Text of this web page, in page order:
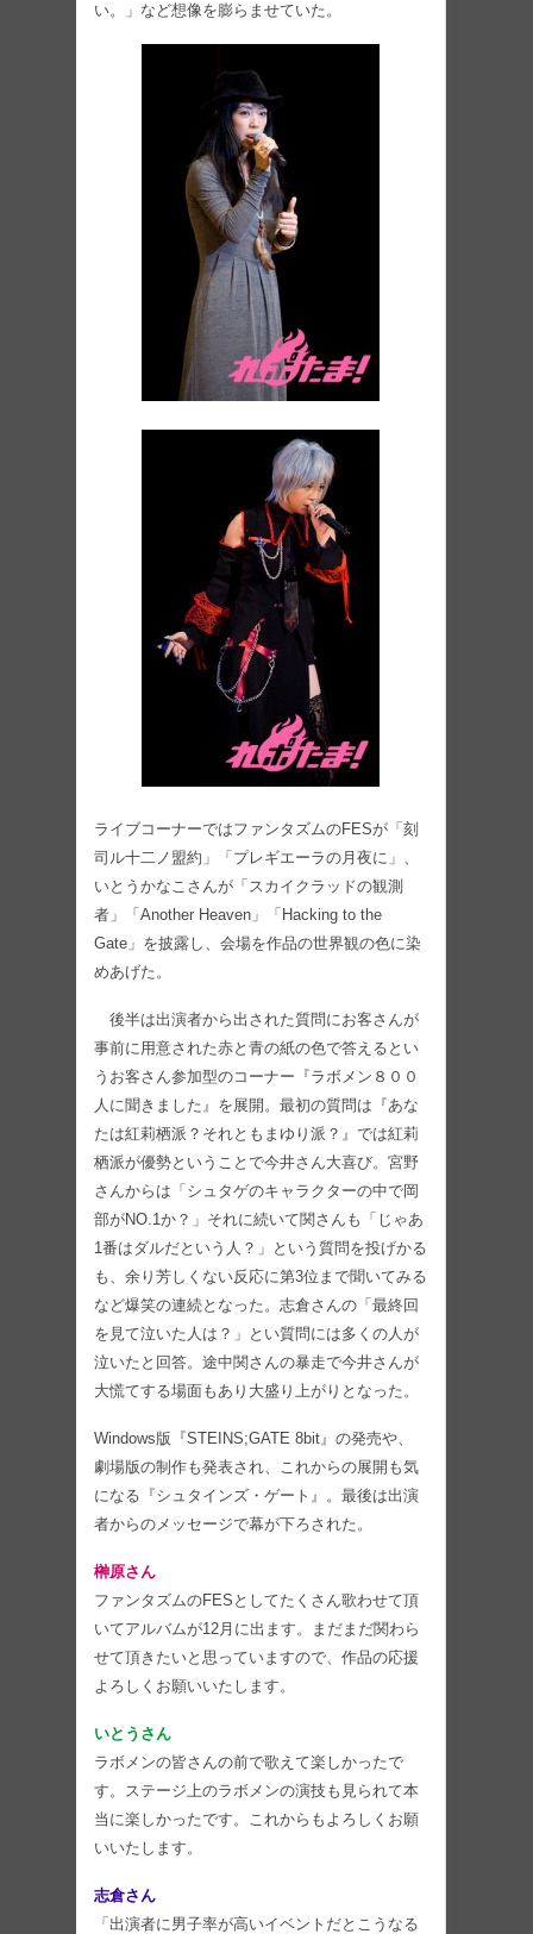
い。」など想像を膨らませていた。
ライブコーナーではファンタズムのFESが「刻
司ル十二ノ盟約」「プレギエーラの月夜に」、
いとうかなこさんが「スカイクラッドの観測
者」「Another Heaven」「Hacking to the
Gate」を披露し、会場を作品の世界観の色に染
めあげた。
後半は出演者から出された質問にお客さんが
事前に用意された赤と青の紙の色で答えるとい
うお客さん参加型のコーナー『ラボメン８００
人に聞きました』を展開。最初の質問は『あな
たは紅莉栖派？それともまゆり派？』では紅莉
栖派が優勢ということで今井さん大喜び。宮野
さんからは「シュタゲのキャラクターの中で岡
部がNO.1か？」それに続いて関さんも「じゃあ
1番はダルだという人？」という質問を投げかる
も、余り芳しくない反応に第3位まで聞いてみる
など爆笑の連続となった。志倉さんの「最終回
を見て泣いた人は？」とい質問には多くの人が
泣いたと回答。途中関さんの暴走で今井さんが
大慌てする場面もあり大盛り上がりとなった。
Windows版『STEINS;GATE 8bit』の発売や、
劇場版の制作も発表され、これからの展開も気
になる『シュタインズ・ゲート』。最後は出演
者からのメッセージで幕が下ろされた。
榊原さん
ファンタズムのFESとしてたくさん歌わせて頂
いてアルバムが12月に出ます。まだまだ関わら
せて頂きたいと思っていますので、作品の応援
よろしくお願いいたします。
いとうさん
ラボメンの皆さんの前で歌えて楽しかったで
す。ステージ上のラボメンの演技も見られて本
当に楽しかったです。これからもよろしくお願
いいたします。
志倉さん
「出演者に男子率が高いイベントだとこうなる